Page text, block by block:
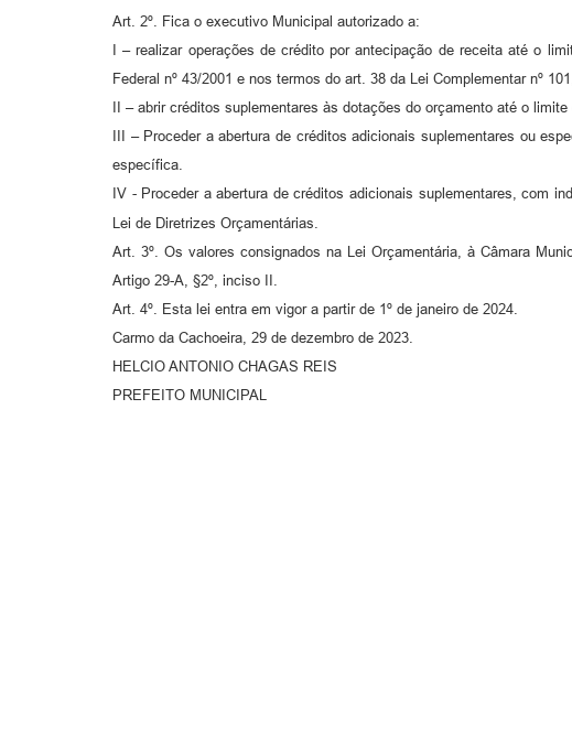
Art. 2º. Fica o executivo Municipal autorizado a:
I – realizar operações de crédito por antecipação de receita até o
Federal nº 43/2001 e nos termos do art. 38 da Lei Complementar nº
II – abrir créditos suplementares às dotações do orçamento até o
III – Proceder a abertura de créditos adicionais suplementares ou
específica.
IV - Proceder a abertura de créditos adicionais suplementares, com
Lei de Diretrizes Orçamentárias.
Art. 3º. Os valores consignados na Lei Orçamentária, à Câmara
Artigo 29-A, §2º, inciso II.
Art. 4º. Esta lei entra em vigor a partir de 1º de janeiro de 2024.
Carmo da Cachoeira, 29 de dezembro de 2023.
HELCIO ANTONIO CHAGAS REIS
PREFEITO MUNICIPAL